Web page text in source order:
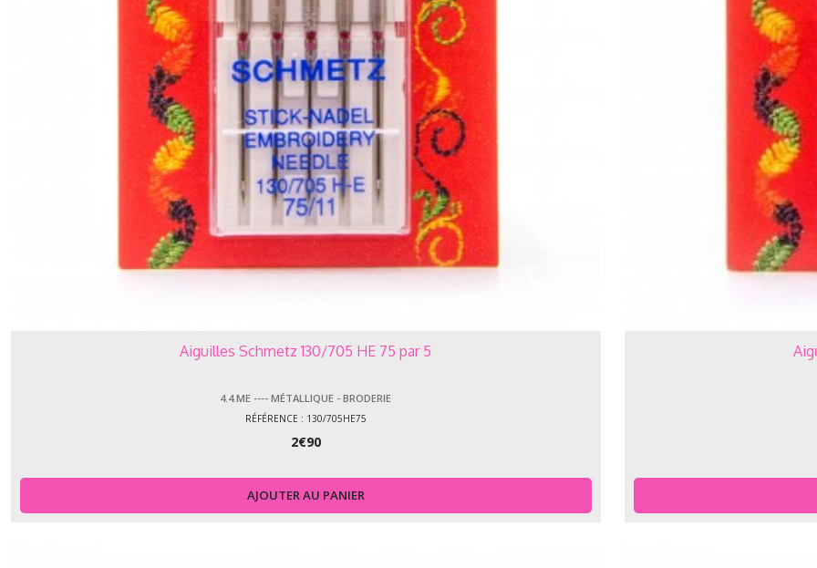
Aiguilles Schmetz 130/705 HE 75 par 5
4.4.ME ---- MÉTALLIQUE - BRODERIE
RÉFÉRENCE : 130/705HE75
2€90
AJOUTER AU PANIER